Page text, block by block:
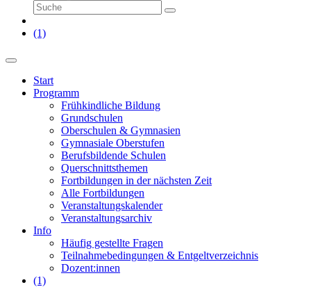
(1)
Start
Programm
Frühkindliche Bildung
Grundschulen
Oberschulen & Gymnasien
Gymnasiale Oberstufen
Berufsbildende Schulen
Querschnittsthemen
Fortbildungen in der nächsten Zeit
Alle Fortbildungen
Veranstaltungskalender
Veranstaltungsarchiv
Info
Häufig gestellte Fragen
Teilnahmebedingungen & Entgeltverzeichnis
Dozent:innen
(1)